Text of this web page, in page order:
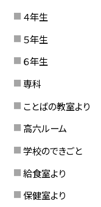
４年生
５年生
６年生
専科
ことばの教室より
高六ルーム
学校のできごと
給食室より
保健室より